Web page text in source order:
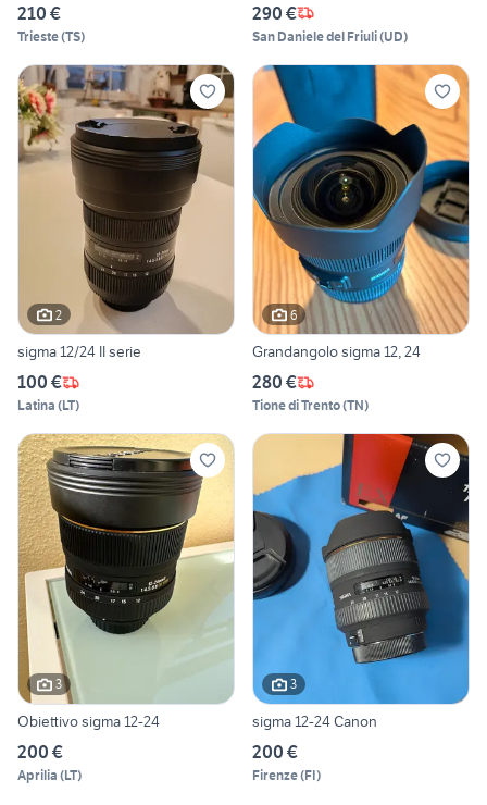
210 €
Trieste(TS)
290 €
San Daniele del Friuli(UD)
2
sigma 12/24 II serie
100 €
Latina (LT)
6
Grandangolo sigma 12, 24
280 €
Tione di Trento(TN)
3
Obiettivo sigma 12-24
200 €
Aprilia (LT)
3
sigma 12-24 Canon
200 €
Firenze(FI)